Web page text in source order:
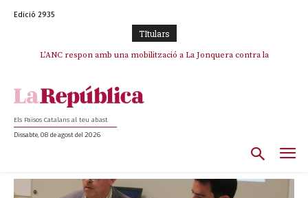
Edició 2935
TItulars
L’ANC respon amb una mobilització a La Jonquera contra la
Els Països Catalans al teu abast
Dissabte, 08 de agost del 2026